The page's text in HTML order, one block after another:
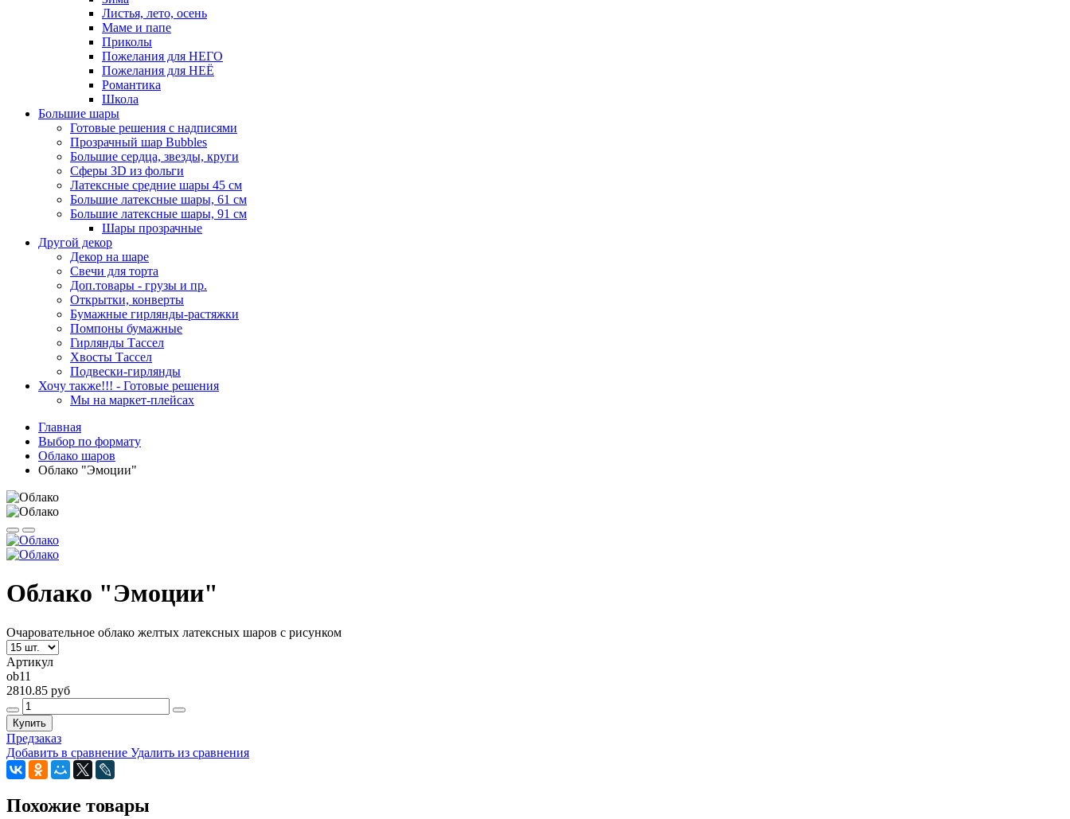
Листья, лето, осень
Маме и папе
Приколы
Пожелания для НЕГО
Пожелания для НЕЁ
Романтика
Школа
Большие шары
Готовые решения с надписями
Прозрачный шар Bubbles
Большие сердца, звезды, круги
Сферы 3D из фольги
Латексные средние шары 45 см
Большие латексные шары, 61 см
Большие латексные шары, 91 см
Шары прозрачные
Другой декор
Декор на шаре
Свечи для торта
Доп.товары - грузы и пр.
Открытки, конверты
Бумажные гирлянды-растяжки
Помпоны бумажные
Гирлянды Тассел
Хвосты Тассел
Подвески-гирлянды
Хочу также!!! - Готовые решения
Мы на маркет-плейсах
Главная
Выбор по формату
Облако шаров
Облако "Эмоции"
Облако "Эмоции"
Очаровательное облако желтых латексных шаров с рисунком
Артикул
ob11
2810.85 руб
Купить
Предзаказ
Добавить в сравнение Удалить из сравнения
Похожие товары